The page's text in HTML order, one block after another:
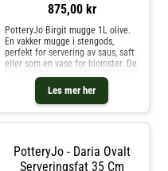
875,00 kr
Les mer her
PotteryJo Birgit mugge 1L olive.
En vakker mugge i stengods,
perfekt for servering av saus, saft
eller som en vase for blomster. De
organiske formene i Birgit-
kolleksjonen er inspirert av
barndomsminner fra grunnlegger
Johanna Hampf. Hun tilbrakte so
PotteryJo - Daria Ovalt
Serveringsfat 35 Cm